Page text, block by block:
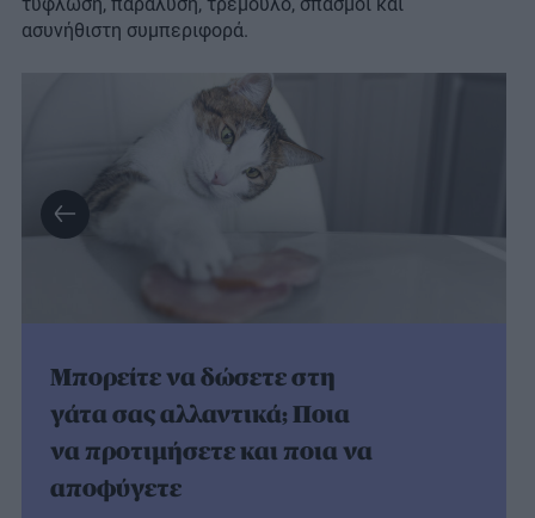
ασυνήθιστη συμπεριφορά.
Μπορείτε να δώσετε στη
γάτα σας αλλαντικά; Ποια
να προτιμήσετε και ποια να
αποφύγετε